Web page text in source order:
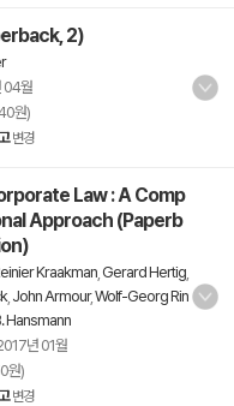
2)
04월
원)
변경
Law : A Comp
Approach (Paperb
Kraakman Gerard Hertig
, John Armour,Wolf-Georg Rin
Hansmann
년 01월
원)
변경